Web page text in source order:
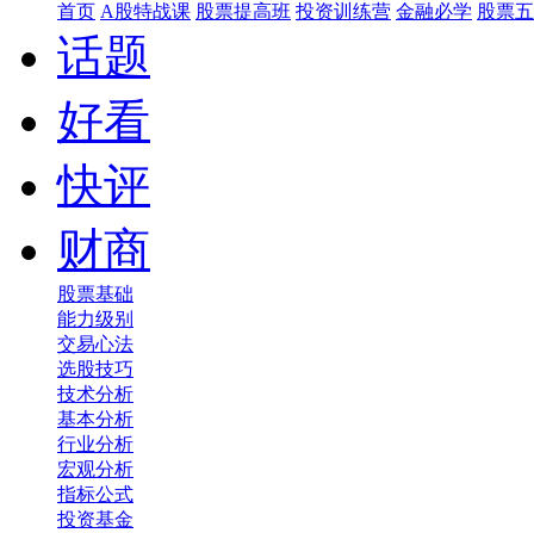
首页 A股特战课 股票提高班 投资训练营 金融必学 股票
话题
好看
快评
财商
股票基础
能力级别
交易心法
选股技巧
技术分析
基本分析
行业分析
宏观分析
指标公式
投资基金